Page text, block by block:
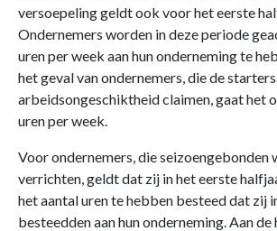
versoepeling geldt ook voor het eerste
Ondernemers worden in deze periode
uren per week aan hun onderneming te
het geval van ondernemers, die de
arbeidsongeschiktheid claimen, gaat het
uren per week.
Voor ondernemers, die seizoengebonden
verrichten, geldt dat zij in het eerste
het aantal uren te hebben besteed dat zij
besteedden aan hun onderneming. Aan de